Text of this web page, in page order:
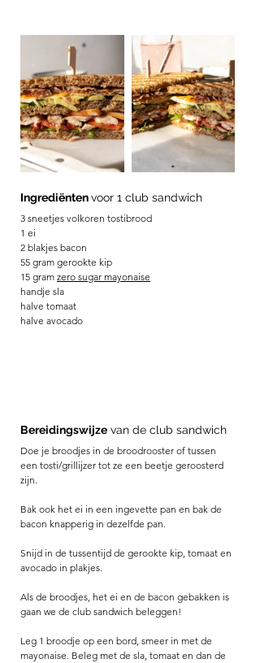
Ingrediënten voor 1 club sandwich
3 sneetjes volkoren tostibrood
1 ei
2 blakjes bacon
55 gram gerookte kip
15 gram zero sugar mayonaise
handje sla
halve tomaat
halve avocado
Bereidingswijze van de club sandwich
Doe je broodjes in de broodrooster of tussen
een tosti/grillijzer tot ze een beetje geroosterd
zijn.
Bak ook het ei in een ingevette pan en bak de
bacon knapperig in dezelfde pan.
Snijd in de tussentijd de gerookte kip, tomaat en
avocado in plakjes.
Als de broodjes, het ei en de bacon gebakken is
gaan we de club sandwich beleggen!
Leg 1 broodje op een bord, smeer in met de
mayonaise. Beleg met de sla, tomaat en dan de